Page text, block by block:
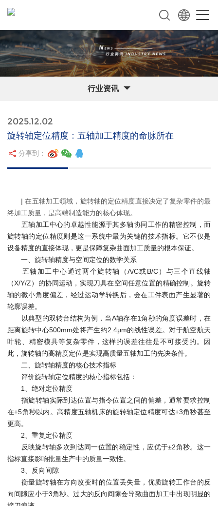
行业资讯
2025.12.02
旋转轴定位精度：五轴加工精度的命脉所在
分享到：
| 在五轴加工领域，旋转轴的定位精度直接决定了复杂零件的最
终加工质量，是高端制造能力的核心体现。
五轴加工中心的卓越性能源于其多轴协同工作的精密控制，而
旋转轴的定位精度则是这一系统中最为关键的技术指标。它不仅是
设备精度的直接体现，更是保障复杂曲面加工质量的根本保证。
一、旋转轴精度与空间定位的数学关系
五轴加工中心通过两个旋转轴（A/C或B/C）与三个直线轴
（X/Y/Z）的协同运动，实现刀具在空间任意位置的精确控制。旋转
轴的微小角度偏差，经过运动学转换后，会在工件表面产生显著的
轮廓误差。
以典型的双转台结构为例，当A轴存在1角秒的角度误差时，在
距离旋转中心500mm处将产生约2.4μm的线性误差。对于航空航天
叶轮、精密模具等复杂零件，这样的误差往往是不可接受的。因
此，旋转轴的高精度定位是实现高质量五轴加工的先决条件。
二、旋转轴精度的核心技术指标
评价旋转轴定位精度的核心指标包括：
1、绝对定位精度
指旋转轴实际到达位置与指令位置之间的偏差，通常要求控制
在±5角秒以内。高精度五轴机床的旋转轴定位精度可达±3角秒甚至
更高。
2、重复定位精度
反映旋转轴多次到达同一位置的稳定性，应优于±2角秒。这一
指标直接影响批量生产中的质量一致性。
3、反向间隙
衡量旋转轴在方向改变时的位置丢失量，优质旋转工作台的反
向间隙应小于3角秒。过大的反向间隙会导致曲面加工中出现明显的